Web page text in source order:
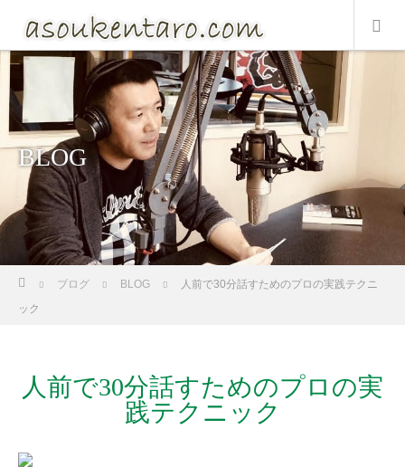
BLOG
ブログ BLOG
人前で30分話すためのプロの実践テクニ
ック
人前で30分話すためのプロの実
践テクニック